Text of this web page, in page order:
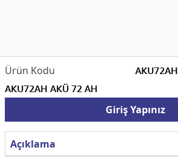
AKU72AH
AKU72AH AKÜ 72 AH
Giriş Yapınız
Açıklama